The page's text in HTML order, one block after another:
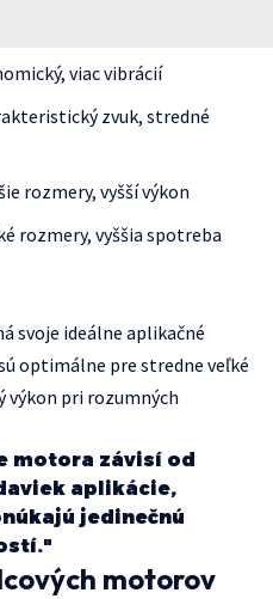
viac vibrácií
zvuk, stredné
rozmery, vyšší výkon
rozmery, vyššia spotreba
svoje ideálne aplikačné
optimálne pre stredne veľké
výkon pri rozumných
motora závisí od
aplikácie,
jedinečnú
motorov